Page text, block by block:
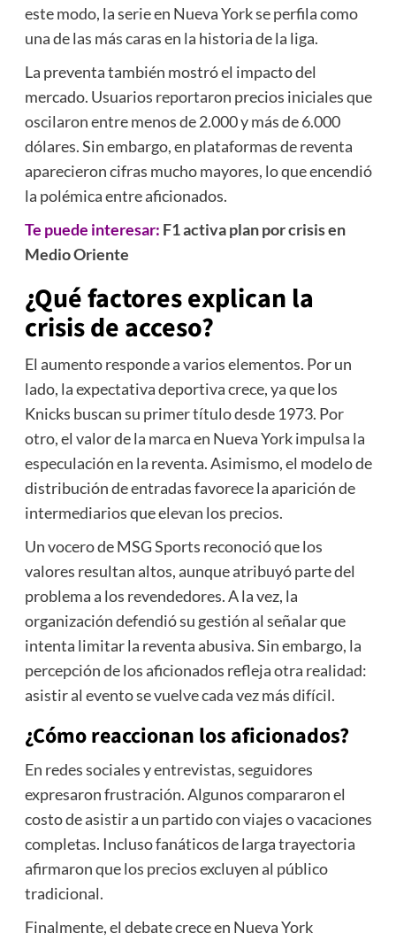
este modo, la serie en Nueva York se perfila como
una de las más caras en la historia de la liga.
La preventa también mostró el impacto del
mercado. Usuarios reportaron precios iniciales que
oscilaron entre menos de 2.000 y más de 6.000
dólares. Sin embargo, en plataformas de reventa
aparecieron cifras mucho mayores, lo que encendió
la polémica entre aficionados.
Te puede interesar: F1 activa plan por crisis en
Medio Oriente
¿Qué factores explican la
crisis de acceso?
El aumento responde a varios elementos. Por un
lado, la expectativa deportiva crece, ya que los
Knicks buscan su primer título desde 1973. Por
otro, el valor de la marca en Nueva York impulsa la
especulación en la reventa. Asimismo, el modelo de
distribución de entradas favorece la aparición de
intermediarios que elevan los precios.
Un vocero de MSG Sports reconoció que los
valores resultan altos, aunque atribuyó parte del
problema a los revendedores. A la vez, la
organización defendió su gestión al señalar que
intenta limitar la reventa abusiva. Sin embargo, la
percepción de los aficionados refleja otra realidad:
asistir al evento se vuelve cada vez más difícil.
¿Cómo reaccionan los aficionados?
En redes sociales y entrevistas, seguidores
expresaron frustración. Algunos compararon el
costo de asistir a un partido con viajes o vacaciones
completas. Incluso fanáticos de larga trayectoria
afirmaron que los precios excluyen al público
tradicional.
Finalmente, el debate crece en Nueva York